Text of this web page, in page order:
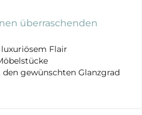
überraschenden
Flair
gewünschten Glanzgrad